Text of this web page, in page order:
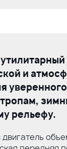
и
уверенного
рельефу.